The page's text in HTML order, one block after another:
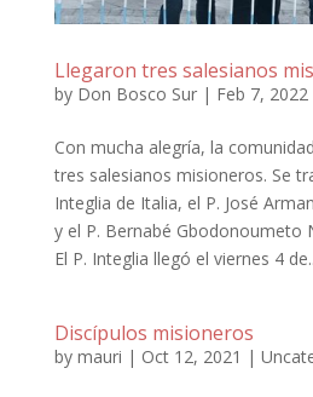
Llegaron tres salesianos
by Don Bosco Sur| Feb 7, 2022
Con mucha alegría, la
tres salesianos misioneros. Se
Integlia de Italia, el P. José
y el P. Bernabé Gbodonoumeto
El P. Integlia llegó el viernes 4
Discípulos misioneros
by mauri | Oct 12, 2021 |